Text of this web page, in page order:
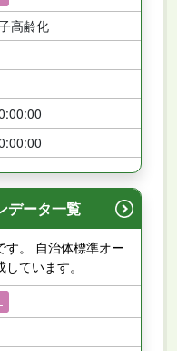
高齢化
データ一覧
す。 自治体標準オー
ています。